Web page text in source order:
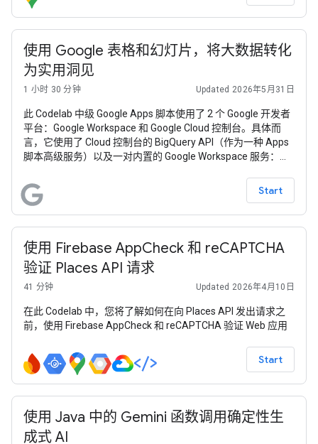
使用 Google 表格和幻灯片，将大数据转化
为实用洞见
1 小时 30 分钟 Updated 2026年5月31日
此 Codelab 中级 Google Apps 脚本使用了 2 个 Google 开发者
平台：Google Workspace 和 Google Cloud 控制台。具体而
言，它使用了 Cloud 控制台的 BigQuery API（作为一种 Apps
脚本高级服务）以及一对内置的 Google Workspace 服务：
他们能够在（相对）较短的一段代码中自动完成从大数据分析
到幻灯片演示的最终环节。
Start
使用 Firebase AppCheck 和 reCAPTCHA
验证 Places API 请求
41 分钟 Updated 2026年4月10日
在此 Codelab 中，您将了解如何在向 Places API 发出请求之
前，使用 Firebase AppCheck 和 reCAPTCHA 验证 Web 应用
Start
使用 Java 中的 Gemini 函数调用确定性生
成式 AI